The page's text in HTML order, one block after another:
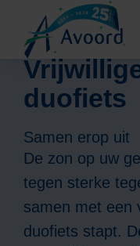
duofiets
Samen erop uit
De zon op uw
tegen sterke
samen met een
duofiets stapt.